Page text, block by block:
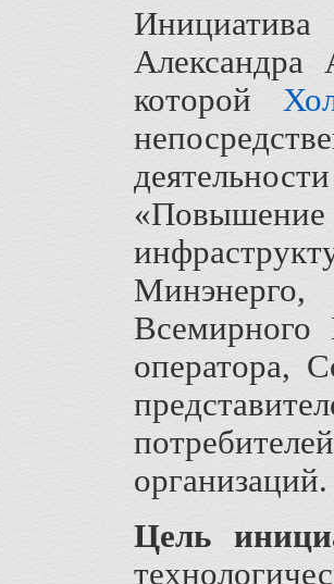
Александра
которой
оператора,
организаций.
Цель